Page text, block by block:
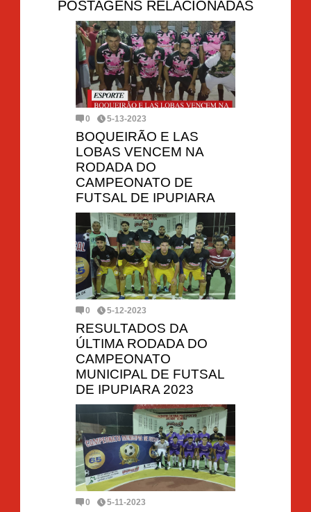
POSTAGENS RELACIONADAS
0 5-13-2023
BOQUEIRÃO E LAS
LOBAS VENCEM NA
RODADA DO
CAMPEONATO DE
FUTSAL DE IPUPIARA
0 5-12-2023
RESULTADOS DA
ÚLTIMA RODADA DO
CAMPEONATO
MUNICIPAL DE FUTSAL
DE IPUPIARA 2023
0 5-11-2023